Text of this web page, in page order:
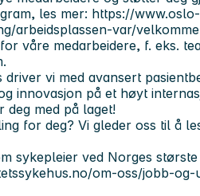
les mer: https://
arbeidsplassen-var/
våre medarbeidere, f. eks.
vi med avansert
innovasjon på et høyt
deg med på laget!
for deg? Vi gleder oss til å
sykepleier ved Norges
om-oss/jobb-og-